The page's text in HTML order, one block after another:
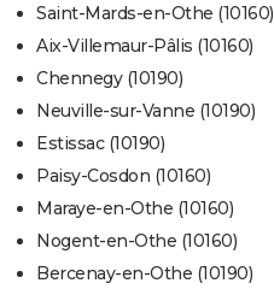
Saint-Mards-en-Othe (10160)
Aix-Villemaur-Pâlis (10160)
Chennegy (10190)
Neuville-sur-Vanne (10190)
Estissac (10190)
Paisy-Cosdon (10160)
Maraye-en-Othe (10160)
Nogent-en-Othe (10160)
Bercenay-en-Othe (10190)